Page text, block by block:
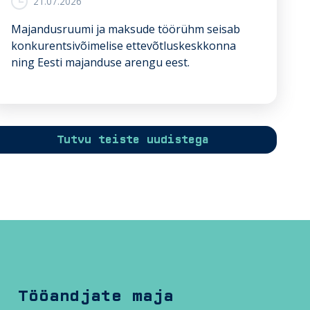
i
i
l
e
u
T
d
Majandusruumi ja maksude töörühm seisab
konkurentsivõimelise ettevõtluskeskkonna
ning Eesti majanduse arengu eest.
Tutvu teiste uudistega
Tööandjate maja